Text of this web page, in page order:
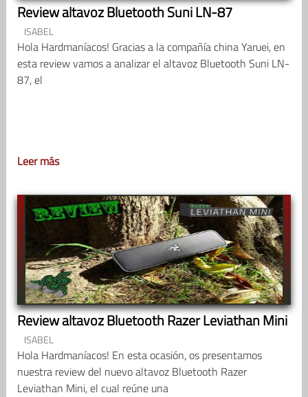
Review altavoz Bluetooth Suni LN-87
ISABEL
Hola Hardmaníacos! Gracias a la compañía china Yaruei, en
esta review vamos a analizar el altavoz Bluetooth Suni LN-
87, el
Leer más
Review altavoz Bluetooth Razer Leviathan Mini
ISABEL
Hola Hardmaníacos! En esta ocasión, os presentamos
nuestra review del nuevo altavoz Bluetooth Razer
Leviathan Mini, el cual reúne una